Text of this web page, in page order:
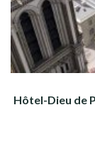
Hôtel-Dieu de